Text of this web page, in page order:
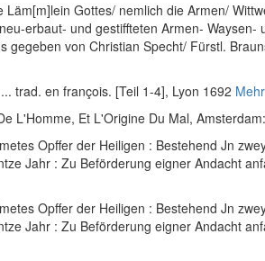
Läm[m]lein Gottes/ nemlich die Armen/
erbaut- und gestiffteten Armen-
von Christian Specht/ Fürstl.
trad. en françois. [Teil 1-4], Lyon 1692 Mehr
L'Homme, Et L'Origine Du Mal,
Opffer der Heiligen : Bestehend Jn
Jahr : Zu Beförderung eigner Andacht
Opffer der Heiligen : Bestehend Jn
Jahr : Zu Beförderung eigner Andacht